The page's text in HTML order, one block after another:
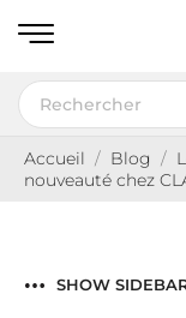
Accueil Blog
nouveauté chez
SHOW